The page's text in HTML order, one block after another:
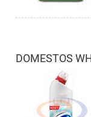
DOMESTOS